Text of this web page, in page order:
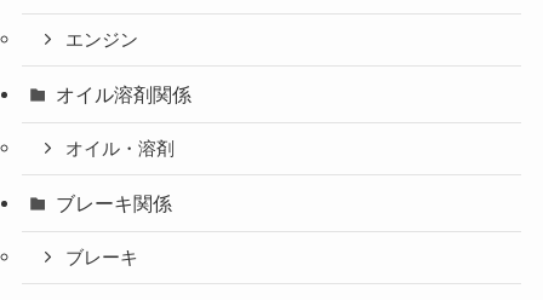
エンジン
オイル溶剤関係
オイル・溶剤
ブレーキ関係
ブレーキ